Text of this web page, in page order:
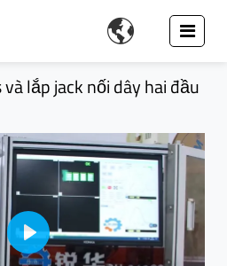

lắp jack nối dây hai đầu
Play